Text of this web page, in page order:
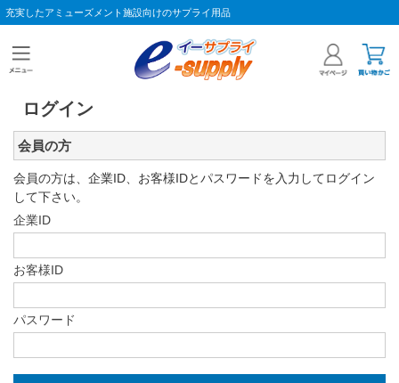
充実したアミューズメント施設向けのサプライ用品
ログイン
会員の方
会員の方は、企業ID、お客様IDとパスワードを入力してログイン
して下さい。
企業ID
お客様ID
パスワード